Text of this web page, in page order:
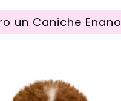
un Caniche Enano